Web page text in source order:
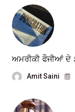
ਅਮਰੀਕੀ ਫੌਜੀਆਂ ਦੇ
Amit Saini